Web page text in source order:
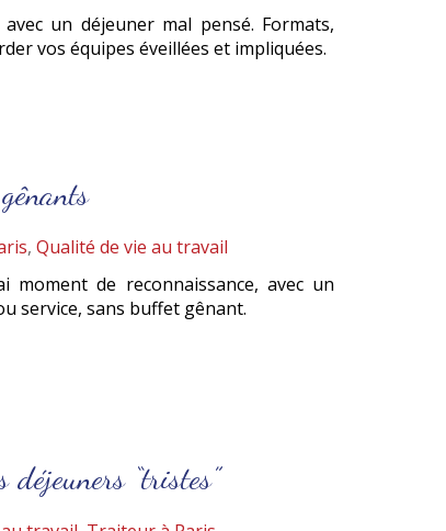
un déjeuner mal pensé. Formats,
vos équipes éveillées et impliquées.
, Qualité de vie au travail
de reconnaissance, avec un
service, sans buffet gênant.
“tristes”